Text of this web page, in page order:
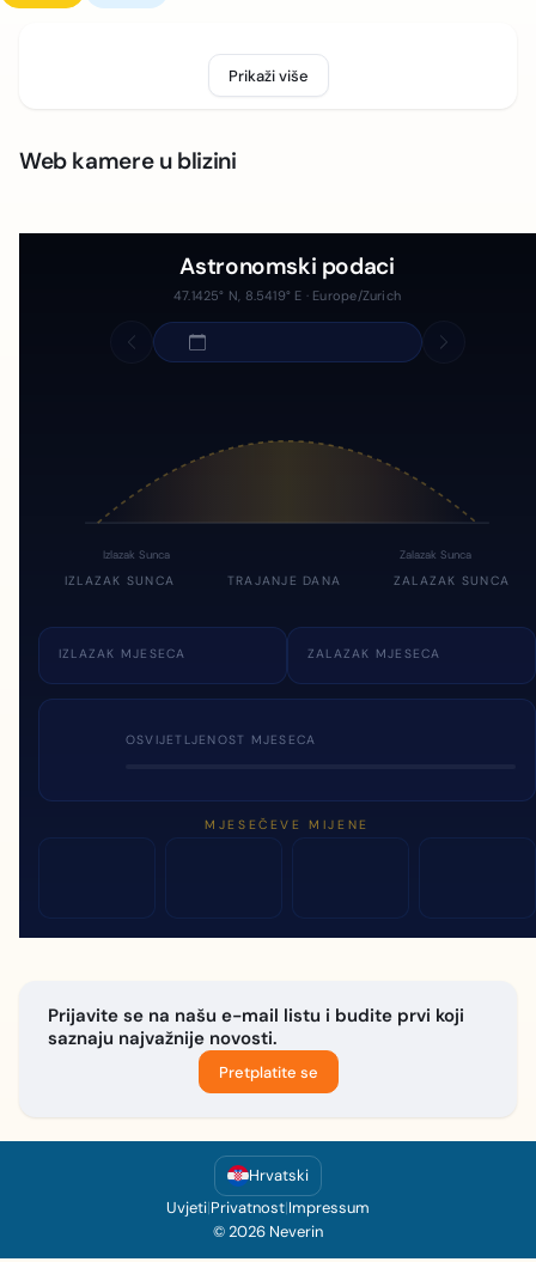
Prikaži više
Web kamere u blizini
Astronomski podaci
47.1425° N, 8.5419° E · Europe/Zurich
Izlazak Sunca Zalazak Sunca
IZLAZAK SUNCA TRAJANJE DANA ZALAZAK SUNCA
IZLAZAK MJESECA ZALAZAK MJESECA
OSVIJETLJENOST MJESECA
MJESEČEVE MIJENE
Prijavite se na našu e-mail listu i budite prvi koji
saznaju najvažnije novosti.
Pretplatite se
Hrvatski
Uvjeti|Privatnost|Impressum
© 2026 Neverin